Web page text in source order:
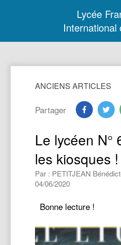
Lycée
International
ANCIENS ARTICLES
Partager
Le lycéen N°
les kiosques !
Par : PETITJEAN
04/06/2020
Bonne lecture !